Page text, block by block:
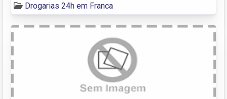
Drogarias 24h em Franca